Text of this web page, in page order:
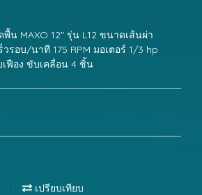
พื้น MAXO 12" รุ่น L12 ขนาดเส้นผ่า
รอบ/นาที 175 RPM มอเตอร์ 1/3 hp
ฟือง ขับเคลื่อน 4 ชิ้น
เปรียบเทียบ